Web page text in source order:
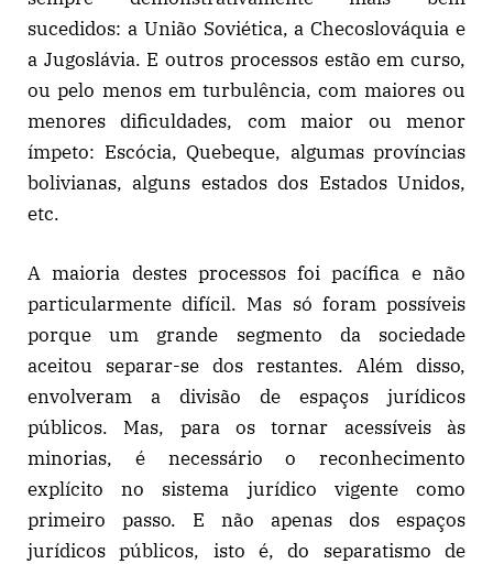
sucedidos: a União Soviética, a Checoslováquia e
a Jugoslávia. E outros processos estão em curso,
ou pelo menos em turbulência, com maiores ou
menores dificuldades, com maior ou menor
ímpeto: Escócia, Quebeque, algumas províncias
bolivianas, alguns estados dos Estados Unidos,
etc.
A maioria destes processos foi pacífica e não
particularmente difícil. Mas só foram possíveis
porque um grande segmento da sociedade
aceitou separar-se dos restantes. Além disso,
envolveram a divisão de espaços jurídicos
públicos. Mas, para os tornar acessíveis às
minorias, é necessário o reconhecimento
explícito no sistema jurídico vigente como
primeiro passo. E não apenas dos espaços
jurídicos públicos, isto é, do separatismo de